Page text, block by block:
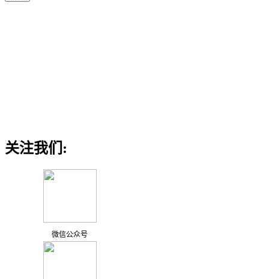
关注我们:
微信公众号